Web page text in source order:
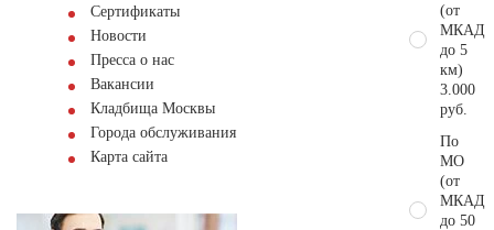
Сертификаты
Новости
Пресса о нас
Вакансии
Кладбища Москвы
Города обслуживания
Карта сайта
(от
МКАД
до 5
км)
3.000
руб.
По
МО
(от
МКАД
до 50